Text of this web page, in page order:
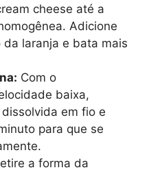
cheese até a
Adicione
da laranja e bata mais
Com o
baixa,
em fio e
para que se
a forma da